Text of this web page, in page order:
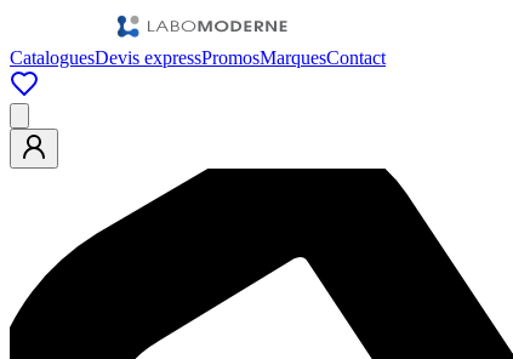
CataloguesDevis expressPromosMarquesContact